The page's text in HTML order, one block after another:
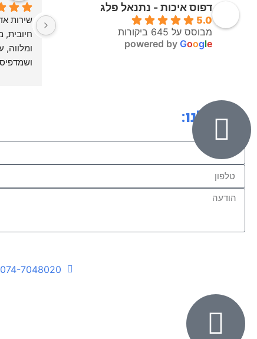
דפוס איכות - נתנאל פלג
5.0
מבוסס על 645 ביקורות
powered by Google
כיתבו לנו:
074-7048020